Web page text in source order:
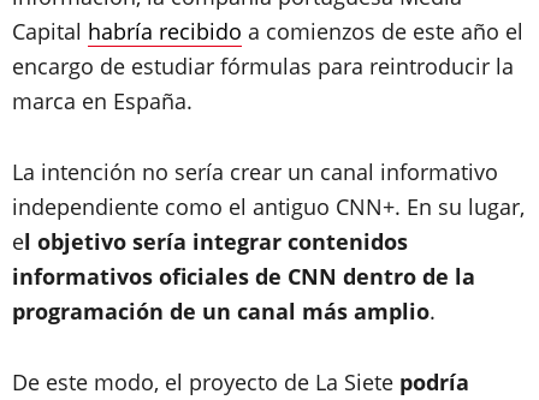
Capital habría recibido a comienzos de este año el
encargo de estudiar fórmulas para reintroducir la
marca en España.
La intención no sería crear un canal informativo
independiente como el antiguo CNN+. En su lugar,
el objetivo sería integrar contenidos
informativos oficiales de CNN dentro de la
programación de un canal más amplio.
De este modo, el proyecto de La Siete podría